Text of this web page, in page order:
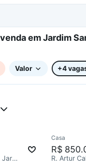
Valor +4
R. Capitão Alberto Mendes Júnior, Jardim Sandra
Casa
R$
R. Artur